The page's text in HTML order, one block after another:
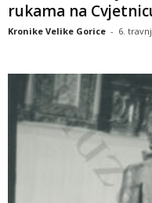
rukama na
Kronike Velike Gorice - 6.